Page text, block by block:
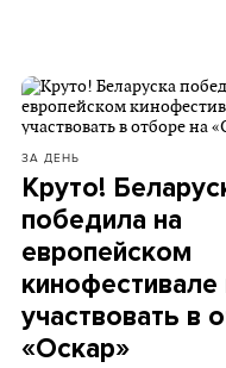
ЗА ДЕНЬ
Круто!
победила на
европейском
участвовать в
«Оскар»